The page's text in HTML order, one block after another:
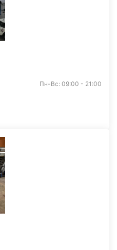
Пн-Вс: 09:00 - 21:00